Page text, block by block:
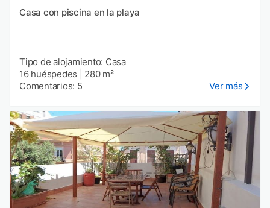
Casa con piscina en la playa
Tipo de alojamiento: Casa
16 huéspedes
280 m²
Comentarios: 5
Ver más